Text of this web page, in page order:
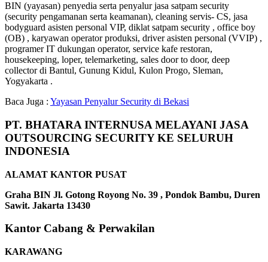
BIN (yayasan) penyedia serta penyalur jasa satpam security
(security pengamanan serta keamanan), cleaning servis- CS, jasa
bodyguard asisten personal VIP, diklat satpam security , office boy
(OB) , karyawan operator produksi, driver asisten personal (VVIP) ,
programer IT dukungan operator, service kafe restoran,
housekeeping, loper, telemarketing, sales door to door, deep
collector di Bantul, Gunung Kidul, Kulon Progo, Sleman,
Yogyakarta .
Baca Juga : Yayasan Penyalur Security di Bekasi
PT. BHATARA INTERNUSA MELAYANI JASA
OUTSOURCING SECURITY KE SELURUH
INDONESIA
ALAMAT KANTOR PUSAT
Graha BIN Jl. Gotong Royong No. 39 , Pondok Bambu, Duren
Sawit. Jakarta 13430
Kantor Cabang & Perwakilan
KARAWANG